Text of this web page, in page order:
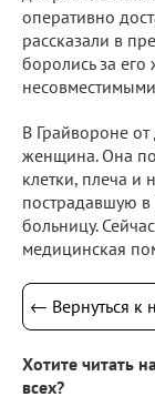
оперативно
рассказали в
боролись за
В Грайвороне
женщина. Она
клетки, плеча и
пострадавшую
больницу.
медицинская
← Вернуться к
Хотите читать
всех?